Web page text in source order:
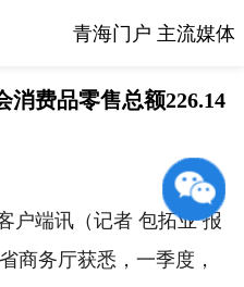
青海门户 主流媒体
消费品零售总额226.14
户端讯（记者 包拓业 报
商务厅获悉，一季度，